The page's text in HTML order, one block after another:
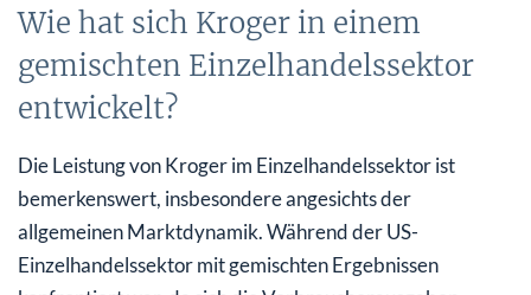
Wie hat sich Kroger in einem
gemischten Einzelhandelssektor
entwickelt?
Die Leistung von Kroger im Einzelhandelssektor ist
bemerkenswert, insbesondere angesichts der
allgemeinen Marktdynamik. Während der US-
Einzelhandelssektor mit gemischten Ergebnissen